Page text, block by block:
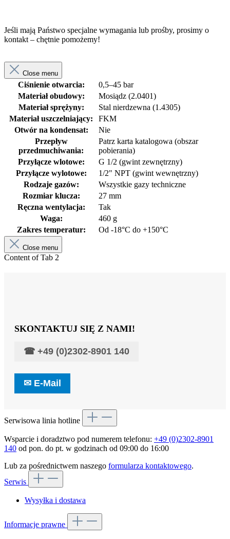
Jeśli mają Państwo specjalne wymagania lub prośby, prosimy o
kontakt – chętnie pomożemy!
Close menu
Ciśnienie otwarcia:
0,5–45 bar
Materiał obudowy:
Mosiądz (2.0401)
Materiał sprężyny:
Stal nierdzewna (1.4305)
Materiał uszczelniający:
FKM
Otwór na kondensat:
Nie
Przepływ
przedmuchiwania:
Patrz karta katalogowa (obszar
pobierania)
Przyłącze wlotowe:
G 1/2 (gwint zewnętrzny)
Przyłącze wylotowe:
1/2" NPT (gwint wewnętrzny)
Rodzaje gazów:
Wszystkie gazy techniczne
Rozmiar klucza:
27 mm
Ręczna wentylacja:
Tak
Waga:
460 g
Zakres temperatur:
Od -18°C do +150°C
Close menu
Content of Tab 2
SKONTAKTUJ SIĘ Z NAMI!
☎ +49 (0)2302-8901 140
✉ E-Mail
Serwisowa linia hotline
Wsparcie i doradztwo pod numerem telefonu: +49 (0)2302-8901
140 od pon. do pt. w godzinach od 09:00 do 16:00
Lub za pośrednictwem naszego formularza kontaktowego.
Serwis
Wysyłka i dostawa
Informacje prawne